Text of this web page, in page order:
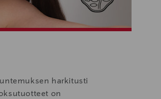
harkitusti
on